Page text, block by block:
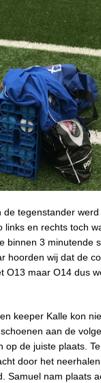
tegenstander
en rechts toch
binnen 3 minutende
hoorden wij dat de
O13 maar O14 dus
keeper Kalle kon
aan de
de juiste plaats.
door het
Samuel nam plaats